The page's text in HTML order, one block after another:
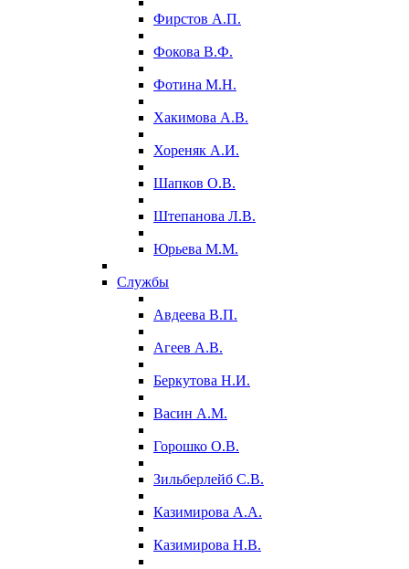
Фирстов А.П.
Фокова В.Ф.
Фотина М.Н.
Хакимова А.В.
Хореняк А.И.
Шапков О.В.
Штепанова Л.В.
Юрьева М.М.
Службы
Авдеева В.П.
Агеев А.В.
Беркутова Н.И.
Васин А.М.
Горошко О.В.
Зильберлейб С.В.
Казимирова А.А.
Казимирова Н.В.